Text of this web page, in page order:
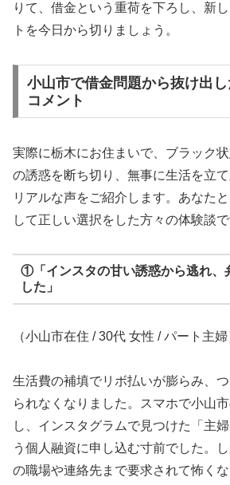
りて、借金という重荷を下ろし、新
トを今日から切りましょう。
小山市で借金問題から抜け出
コメント
実際に栃木にお住まいで、ブラック状
の誘惑を断ち切り、無事に生活を立
リアルな声をご紹介します。あなた
して正しい選択をした方々の体験談で
①「インスタの甘い誘惑から逃れ、
した」
（小山市在住 / 30代 女性 / パート主婦
生活費の補填でリボ払いが膨らみ、
られなくなりました。スマホで小山
し、インスタグラムで見つけた「主
う個人融資に申し込む寸前でした。
の職場や連絡先まで要求されて怖く